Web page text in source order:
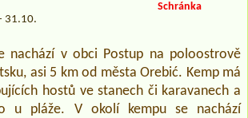
31.10.
Schránka
nachází v obci Postup na poloostrově
asi 5 km od města Orebić. Kemp má
hostů ve stanech či karavanech a
u pláže. V okolí kempu se nachází